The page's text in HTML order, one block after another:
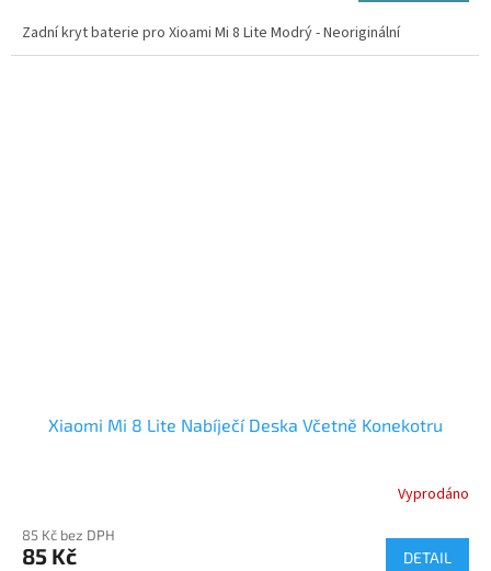
Zadní kryt baterie pro Xioami Mi 8 Lite Modrý - Neoriginální
Xiaomi Mi 8 Lite Nabíječí Deska Včetně Konekotru
Vyprodáno
85 Kč bez DPH
85 Kč DETAIL